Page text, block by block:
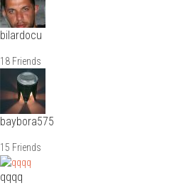
bilardocu
18 Friends
baybora575
15 Friends
qqqq